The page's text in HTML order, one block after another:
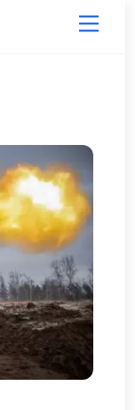
Menu